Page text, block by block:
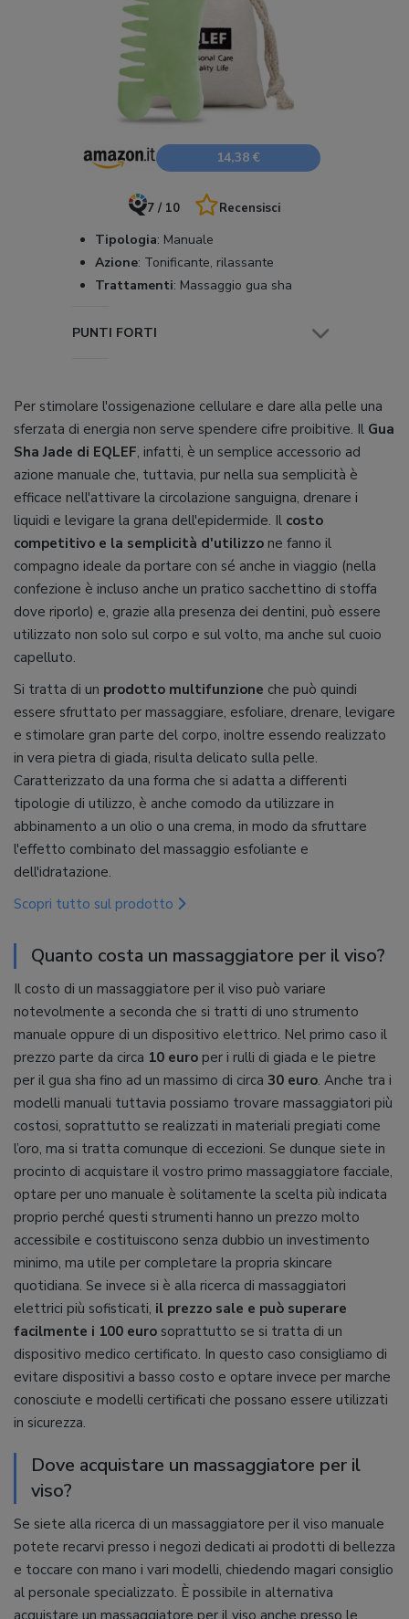
14,38 €
7 / 10 Recensisci
Tipologia: Manuale
Azione: Tonificante, rilassante
Trattamenti: Massaggio gua sha
PUNTI FORTI
Per stimolare l'ossigenazione cellulare e dare alla pelle una
sferzata di energia non serve spendere cifre proibitive. Il Gua
Sha Jade di EQLEF, infatti, è un semplice accessorio ad
azione manuale che, tuttavia, pur nella sua semplicità è
efficace nell'attivare la circolazione sanguigna, drenare i
liquidi e levigare la grana dell'epidermide. Il costo
competitivo e la semplicità d'utilizzo ne fanno il
compagno ideale da portare con sé anche in viaggio (nella
confezione è incluso anche un pratico sacchettino di stoffa
dove riporlo) e, grazie alla presenza dei dentini, può essere
utilizzato non solo sul corpo e sul volto, ma anche sul cuoio
capelluto.
Si tratta di un prodotto multifunzione che può quindi
essere sfruttato per massaggiare, esfoliare, drenare, levigare
e stimolare gran parte del corpo, inoltre essendo realizzato
in vera pietra di giada, risulta delicato sulla pelle.
Caratterizzato da una forma che si adatta a differenti
tipologie di utilizzo, è anche comodo da utilizzare in
abbinamento a un olio o una crema, in modo da sfruttare
l'effetto combinato del massaggio esfoliante e
dell'idratazione.
Scopri tutto sul prodotto
Quanto costa un massaggiatore per il viso?
Il costo di un massaggiatore per il viso può variare
notevolmente a seconda che si tratti di uno strumento
manuale oppure di un dispositivo elettrico. Nel primo caso il
prezzo parte da circa 10 euro per i rulli di giada e le pietre
per il gua sha fino ad un massimo di circa 30 euro. Anche tra i
modelli manuali tuttavia possiamo trovare massaggiatori più
costosi, soprattutto se realizzati in materiali pregiati come
l’oro, ma si tratta comunque di eccezioni. Se dunque siete in
procinto di acquistare il vostro primo massaggiatore facciale,
optare per uno manuale è solitamente la scelta più indicata
proprio perché questi strumenti hanno un prezzo molto
accessibile e costituiscono senza dubbio un investimento
minimo, ma utile per completare la propria skincare
quotidiana. Se invece si è alla ricerca di massaggiatori
elettrici più sofisticati, il prezzo sale e può superare
facilmente i 100 euro soprattutto se si tratta di un
dispositivo medico certificato. In questo caso consigliamo di
evitare dispositivi a basso costo e optare invece per marche
conosciute e modelli certificati che possano essere utilizzati
in sicurezza.
Dove acquistare un massaggiatore per il
viso?
Se siete alla ricerca di un massaggiatore per il viso manuale
potete recarvi presso i negozi dedicati ai prodotti di bellezza
e toccare con mano i vari modelli, chiedendo magari consiglio
al personale specializzato. È possibile in alternativa
acquistare un massaggiatore per il viso anche presso le